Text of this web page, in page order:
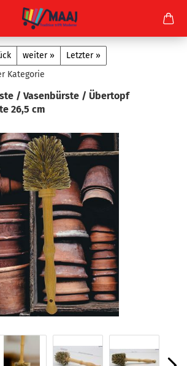
weiter »
Letzter »
Kategorie
/ Vasenbürste / Übertopf
26,5 cm